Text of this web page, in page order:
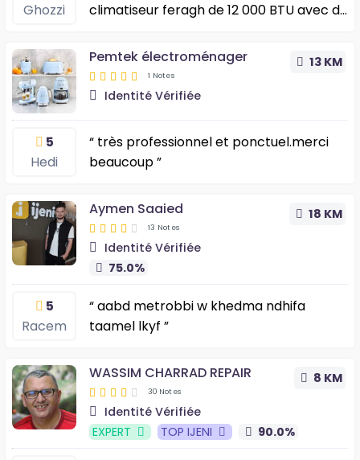
Ghozzi
climatiseur feragh de 12 000 BTU avec du
bkadeh? Kaaly taw nefrah byk.. ”
13 KM
Pemtek électroménager
1 Notes
Identité Vérifiée
5
Hedi
“ très professionnel et ponctuel.merci
beaucoup ”
18 KM
Aymen Saaied
13 Notes
Identité Vérifiée
75.0%
5
Racem
“ aabd metrobbi w khedma ndhifa
taamel lkyf ”
8 KM
WASSIM CHARRAD REPAIR
30 Notes
Identité Vérifiée
EXPERT
TOP IJENI 90.0%